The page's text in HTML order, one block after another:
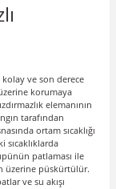
kolay ve son derece
korumaya
elemanının
tarafından
ortam sıcaklığı
sıcaklıklarda
patlaması ile
üzerine püskürtülür.
ve su akışı